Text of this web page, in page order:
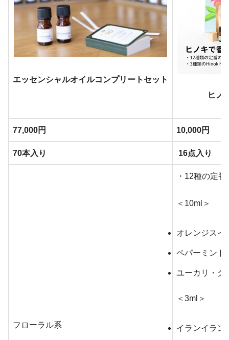
エッセンシャルオイルコンプリートセット
ヒノ
77,000円 10,000円
70本入り 16点入り
フローラル系
・12種の定
＜10ml＞
オレンジスイ
ペパーミント
ユーカリ・グ
＜3ml＞
イランイラン